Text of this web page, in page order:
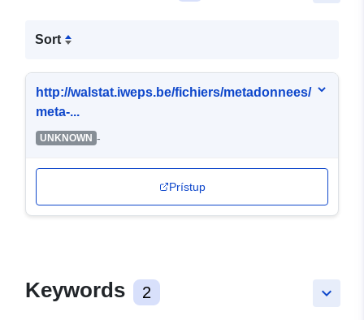
Sort
http://walstat.iweps.be/fichiers/metadonnees/
meta-...
UNKNOWN -
Prístup
keyboard_arrow_down
Keywords 2